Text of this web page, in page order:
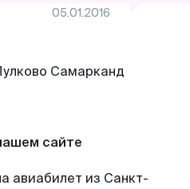
05.01.2016
сайте
авиабилет из Санкт-